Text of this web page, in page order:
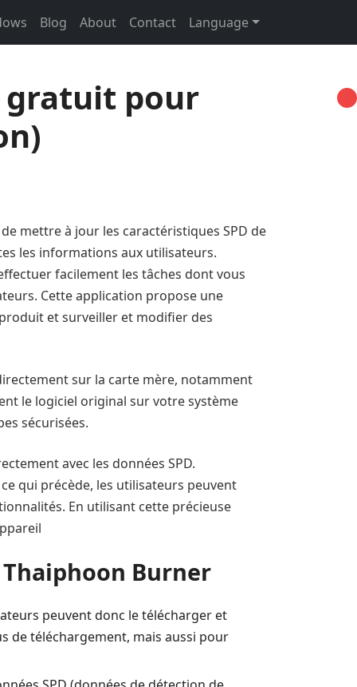
Blog About Contact Language
gratuit pour
mettre à jour les caractéristiques SPD de
les informations aux utilisateurs.
facilement les tâches dont vous
Cette application propose une
et surveiller et modifier des
sur la carte mère, notamment
le logiciel original sur votre système
sécurisées.
avec les données SPD.
qui précède, les utilisateurs peuvent
En utilisant cette précieuse
Burner
peuvent donc le télécharger et
de téléchargement, mais aussi pour